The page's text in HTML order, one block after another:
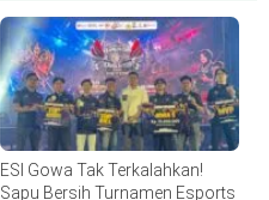
ESI Gowa Tak Terkalahkan!
Sapu Bersih Turnamen Esports